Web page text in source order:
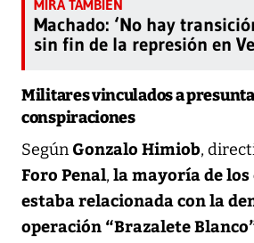
Machado: ‘No hay
sin fin de la represión en
Militares vinculados a
conspiraciones
Según Gonzalo Himiob,
Foro Penal, la mayoría de los
estaba relacionada con la
operación “Brazalete